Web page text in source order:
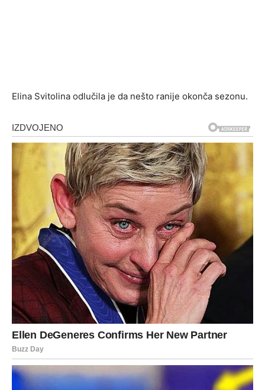
Elina Svitolina odlučila je da nešto ranije okonča sezonu.